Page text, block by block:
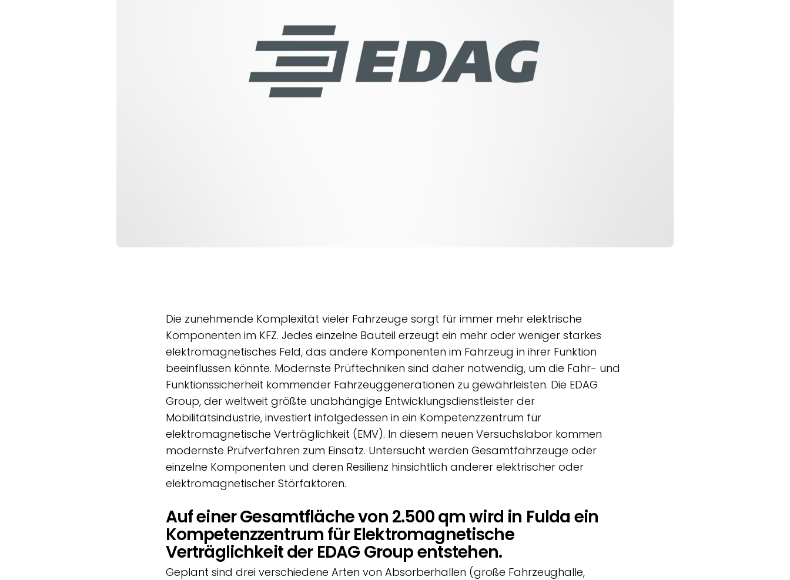
Die zunehmende Komplexität vieler Fahrzeuge sorgt für immer mehr elektrische
Komponenten im KFZ. Jedes einzelne Bauteil erzeugt ein mehr oder weniger starkes
elektromagnetisches Feld, das andere Komponenten im Fahrzeug in ihrer Funktion
beeinflussen könnte. Modernste Prüftechniken sind daher notwendig, um die Fahr- und
Funktionssicherheit kommender Fahrzeuggenerationen zu gewährleisten. Die EDAG
Group, der weltweit größte unabhängige Entwicklungsdienstleister der
Mobilitätsindustrie, investiert infolgedessen in ein Kompetenzzentrum für
elektromagnetische Verträglichkeit (EMV). In diesem neuen Versuchslabor kommen
modernste Prüfverfahren zum Einsatz. Untersucht werden Gesamtfahrzeuge oder
einzelne Komponenten und deren Resilienz hinsichtlich anderer elektrischer oder
elektromagnetischer Störfaktoren.
Auf einer Gesamtfläche von 2.500 qm wird in Fulda ein
Kompetenzzentrum für Elektromagnetische
Verträglichkeit der EDAG Group entstehen.
Geplant sind drei verschiedene Arten von Absorberhallen (große Fahrzeughalle,